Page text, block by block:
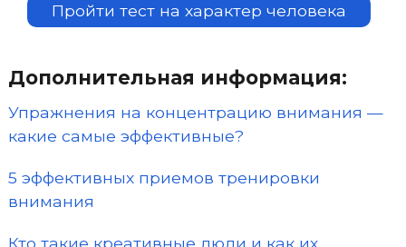
Пройти тест на характер человека
Дополнительная информация:
Упражнения на концентрацию внимания —
какие самые эффективные?
5 эффективных приемов тренировки
внимания
Кто такие креативные люди и как их